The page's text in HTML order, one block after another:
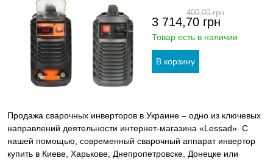
3 714,70 грн
400,00грн
Товар есть в наличии
Продажа сварочных инверторов в Украине – одно из ключевых
направлений деятельности интернет-магазина «Lessad». С
нашей помощью, современный сварочный аппарат инвертор
купить в Киеве, Харькове, Днепропетровске, Донецке или